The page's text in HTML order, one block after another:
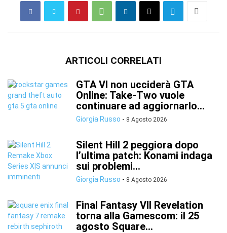
ARTICOLI CORRELATI
GTA VI non ucciderà GTA
Online: Take-Two vuole
continuare ad aggiornarlo...
Giorgia Russo - 8 Agosto 2026
Silent Hill 2 peggiora dopo
l’ultima patch: Konami indaga
sui problemi...
Giorgia Russo - 8 Agosto 2026
Final Fantasy VII Revelation
torna alla Gamescom: il 25
agosto Square...